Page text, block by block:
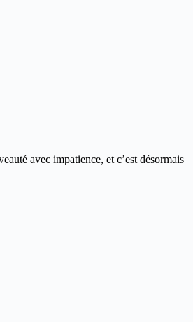
avec impatience, et c’est désormais